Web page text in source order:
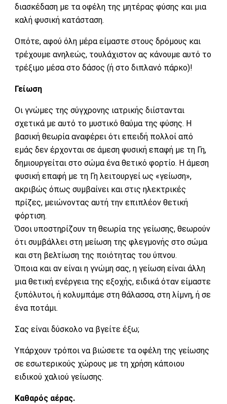
διασκέδαση με τα οφέλη της μητέρας φύσης και μια
καλή φυσική κατάσταση.
Οπότε, αφού όλη μέρα είμαστε στους δρόμους και
τρέχουμε ανηλεώς, τουλάχιστον ας κάνουμε αυτό το
τρέξιμο μέσα στο δάσος (ή στο διπλανό πάρκο)!
Γείωση
Οι γνώμες της σύγχρονης ιατρικής διίστανται
σχετικά με αυτό το μυστικό θαύμα της φύσης. Η
βασική θεωρία αναφέρει ότι επειδή πολλοί από
εμάς δεν έρχονται σε άμεση φυσική επαφή με τη Γη,
δημιουργείται στο σώμα ένα θετικό φορτίο. Η άμεση
φυσική επαφή με τη Γη λειτουργεί ως «γείωση»,
ακριβώς όπως συμβαίνει και στις ηλεκτρικές
πρίζες, μειώνοντας αυτή την επιπλέον θετική
φόρτιση.
Όσοι υποστηρίζουν τη θεωρία της γείωσης, θεωρούν
ότι συμβάλλει στη μείωση της φλεγμονής στο σώμα
και στη βελτίωση της ποιότητας του ύπνου.
Όποια και αν είναι η γνώμη σας, η γείωση είναι άλλη
μια θετική ενέργεια της εξοχής, ειδικά όταν είμαστε
ξυπόλυτοι, ή κολυμπάμε στη θάλασσα, στη λίμνη, ή σε
ένα ποτάμι.
Σας είναι δύσκολο να βγείτε έξω;
Υπάρχουν τρόποι να βιώσετε τα οφέλη της γείωσης
σε εσωτερικούς χώρους με τη χρήση κάποιου
ειδικού χαλιού γείωσης.
Καθαρός αέρας.